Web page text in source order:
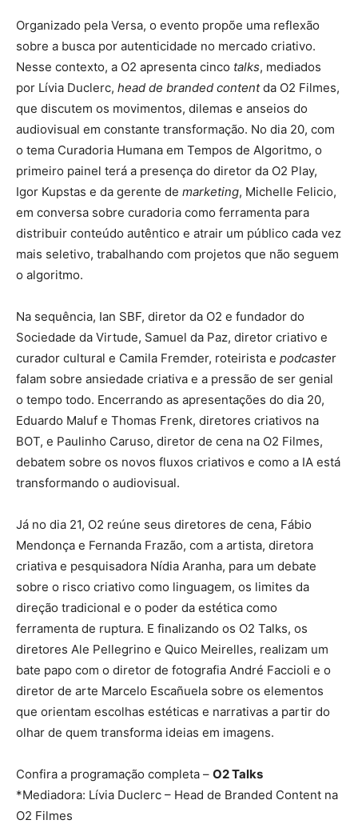
Organizado pela Versa, o evento propõe uma reflexão
sobre a busca por autenticidade no mercado criativo.
Nesse contexto, a O2 apresenta cinco talks, mediados
por Lívia Duclerc, head de branded contentda O2 Filmes,
que discutem os movimentos, dilemas e anseios do
audiovisual em constante transformação. No dia 20, com
o tema Curadoria Humana em Tempos de Algoritmo, o
primeiro painel terá a presença do diretor da O2 Play,
Igor Kupstas e da gerente de marketing, Michelle Felicio,
em conversa sobre curadoria como ferramenta para
distribuir conteúdo autêntico e atrair um público cada vez
mais seletivo, trabalhando com projetos que não seguem
o algoritmo.
Na sequência, Ian SBF, diretor da O2 e fundador do
Sociedade da Virtude, Samuel da Paz, diretor criativo e
curador cultural e Camila Fremder, roteirista e podcaster
falam sobre ansiedade criativa e a pressão de ser genial
o tempo todo. Encerrando as apresentações do dia 20,
Eduardo Maluf e Thomas Frenk, diretores criativos na
BOT, e Paulinho Caruso, diretor de cena na O2 Filmes,
debatem sobre os novos fluxos criativos e como a IA está
transformando o audiovisual.
Já no dia 21, O2 reúne seus diretores de cena, Fábio
Mendonça e Fernanda Frazão, com a artista, diretora
criativa e pesquisadora Nídia Aranha, para um debate
sobre o risco criativo como linguagem, os limites da
direção tradicional e o poder da estética como
ferramenta de ruptura. E finalizando os O2 Talks, os
diretores Ale Pellegrino e Quico Meirelles, realizam um
bate papo com o diretor de fotografia André Faccioli e o
diretor de arte Marcelo Escañuela sobre os elementos
que orientam escolhas estéticas e narrativas a partir do
olhar de quem transforma ideias em imagens.
Confira a programação completa – O2 Talks
*Mediadora: Lívia Duclerc – Head de Branded Content na
O2 Filmes